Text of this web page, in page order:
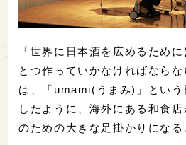
「世界に日本酒を広めるため
とつ作っていかなければなら
は、「umami(うまみ)」という
したように、海外にある和食
のための大きな足掛かりになる